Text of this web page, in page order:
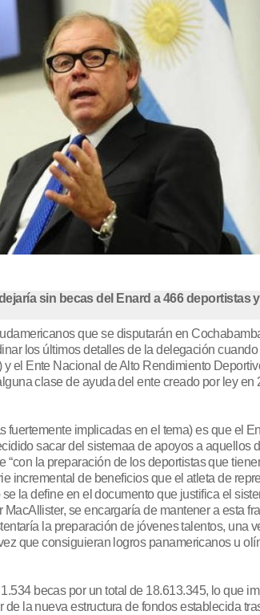
sin becas del Enard a 466 deportistas
que se disputarán en
los últimos detalles de la delegación
el Ente Nacional de Alto Rendimiento
clase de ayuda del ente creado por ley en
fuertemente implicadas en el tema) es que el
sacar del sistemaa de apoyos a aquellos
la preparación de los deportistas que
incremental de beneficios que el atleta de
la define en el documento que justifica el
se encargaría de mantener a esta
la preparación de jóvenes talentos, una
que consiguieran logros panamericanos u
becas por un total de 18.613.345, lo que
la nueva estructura de fondos establecida